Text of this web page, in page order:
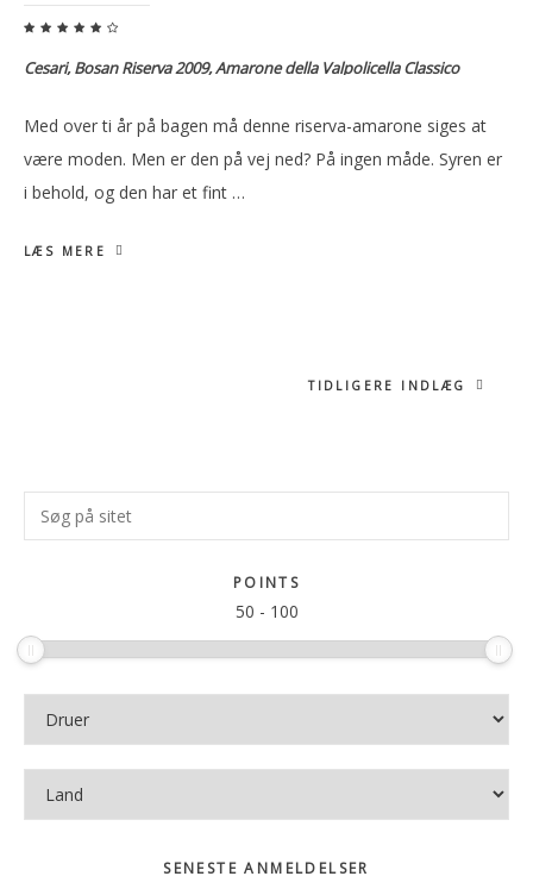
Cesari, Bosan Riserva 2009, Amarone della Valpolicella Classico
Med over ti år på bagen må denne riserva-amarone siges at
være moden. Men er den på vej ned? På ingen måde. Syren er
i behold, og den har et fint …
LÆS MERE
TIDLIGERE INDLÆG
Primær
Sidebar
Søg
på
POINTS
50 - 100
SENESTE ANMELDELSER